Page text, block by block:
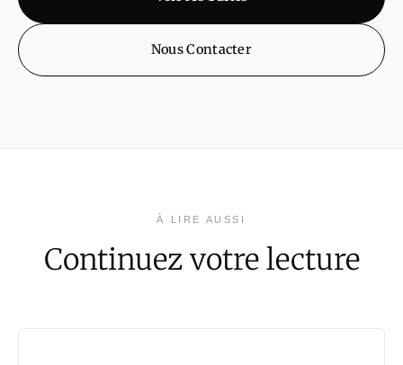
Nous Contacter
À LIRE AUSSI
Continuez votre lecture